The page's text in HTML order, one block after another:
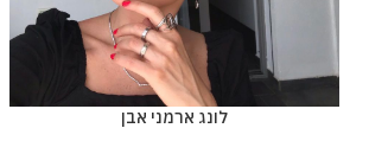
לונג ארמני אבן